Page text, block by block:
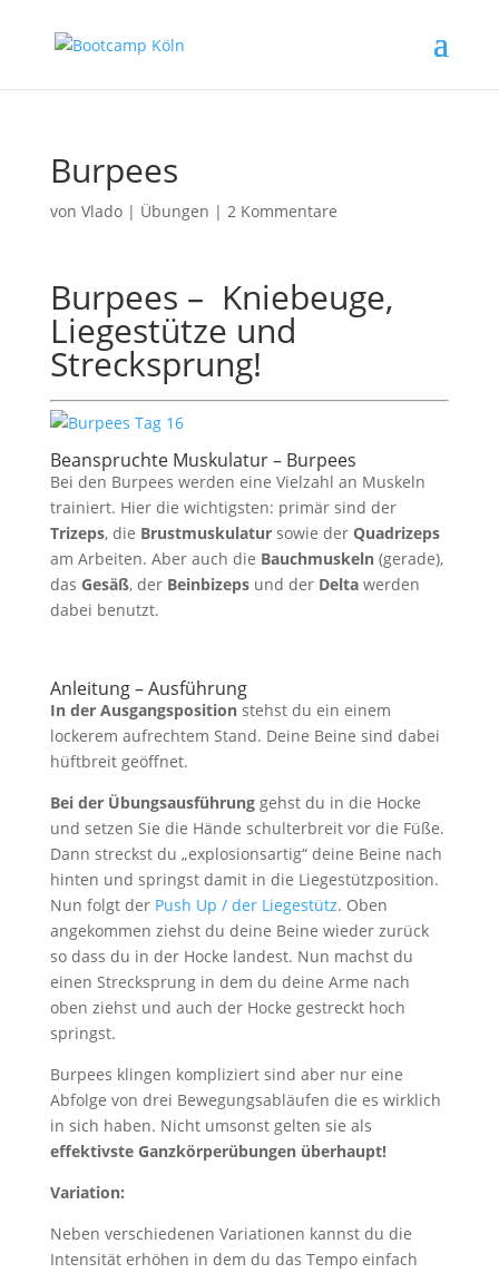
Burpees
von Vlado| Übungen | 2 Kommentare
Burpees – Kniebeuge,
Liegestütze und
Strecksprung!
Beanspruchte Muskulatur – Burpees
Bei den Burpees werden eine Vielzahl an Muskeln
trainiert. Hier die wichtigsten: primär sind der
Trizeps, die Brustmuskulatursowie der Quadrizeps
am Arbeiten. Aber auch die Bauchmuskeln(gerade),
das Gesäß, der Beinbizepsund der Deltawerden
dabei benutzt.
Anleitung – Ausführung
In der Ausgangspositionstehst du ein einem
lockerem aufrechtem Stand. Deine Beine sind dabei
hüftbreit geöffnet.
Bei der Übungsausführung gehst du in die Hocke
und setzen Sie die Hände schulterbreit vor die Füße.
Dann streckst du „explosionsartig“ deine Beine nach
hinten und springst damit in die Liegestützposition.
Nun folgt der Push Up / der Liegestütz. Oben
angekommen ziehst du deine Beine wieder zurück
so dass du in der Hocke landest. Nun machst du
einen Strecksprung in dem du deine Arme nach
oben ziehst und auch der Hocke gestreckt hoch
springst.
Burpees klingen kompliziert sind aber nur eine
Abfolge von drei Bewegungsabläufen die es wirklich
in sich haben. Nicht umsonst gelten sie als
effektivste Ganzkörperübungen überhaupt!
Variation:
Neben verschiedenen Variationen kannst du die
Intensität erhöhen in dem du das Tempo einfach